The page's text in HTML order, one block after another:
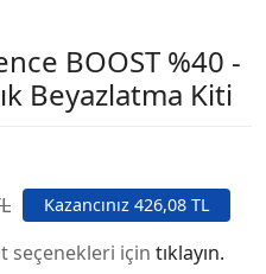
BOOST %40 -
Beyazlatma Kiti
Kazancınız 426,08 TL
seçenekleri için tıklayın.